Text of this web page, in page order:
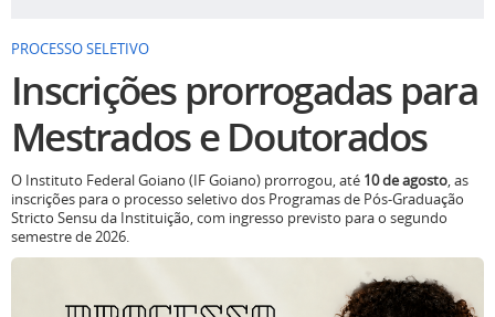
PROCESSO SELETIVO
Inscrições prorrogadas para
Mestrados e Doutorados
O Instituto Federal Goiano (IF Goiano) prorrogou, até 10 de agosto, as
inscrições para o processo seletivo dos Programas de Pós-Graduação
Stricto Sensu da Instituição, com ingresso previsto para o segundo
semestre de 2026.